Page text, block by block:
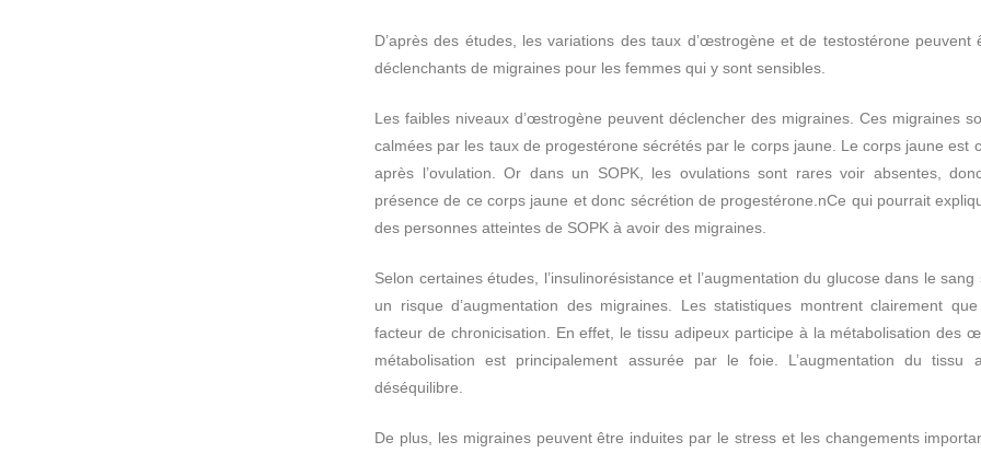
D’après des études, les variations des taux d’œstrogène et de testostérone peuvent
déclenchants de migraines pour les femmes qui y sont sensibles.
Les faibles niveaux d’œstrogène peuvent déclencher des migraines. Ces migraines
calmées par les taux de progestérone sécrétés par le corps jaune. Le corps jaune est
après l’ovulation. Or dans un SOPK, les ovulations sont rares voir absentes,
présence de ce corps jaune et donc sécrétion de progestérone.nCe qui pourrait
des personnes atteintes de SOPK à avoir des migraines.
Selon certaines études, l’insulinorésistance et l’augmentation du glucose dans le
un risque d’augmentation des migraines. Les statistiques montrent clairement
facteur de chronicisation. En effet, le tissu adipeux participe à la métabolisation des
métabolisation est principalement assurée par le foie. L’augmentation du tissu
déséquilibre.
De plus, les migraines peuvent être induites par le stress et les changements